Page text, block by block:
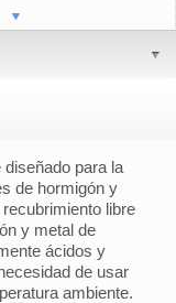
para la
de hormigón y
libre
y metal de
ácidos y
de usar
ambiente.